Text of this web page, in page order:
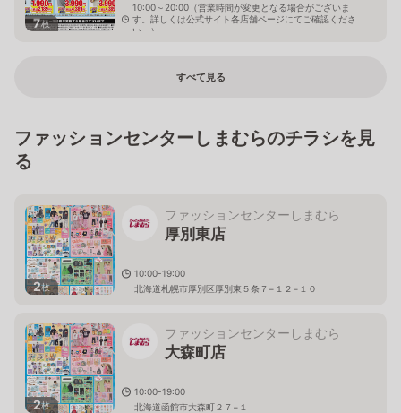
7枚
10:00～20:00（営業時間が変更となる場合がございま
す。詳しくは公式サイト各店舗ページにてご確認くださ
い。）
すべて見る
ファッションセンターしまむらのチラシを見
る
2枚
ファッションセンターしまむら
厚別東店
10:00-19:00
北海道札幌市厚別区厚別東５条７−１２−１０
2枚
ファッションセンターしまむら
大森町店
10:00-19:00
北海道函館市大森町２７−１